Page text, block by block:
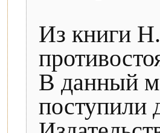
Из книги
В данный
поступили